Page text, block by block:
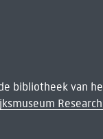
bibliotheek van